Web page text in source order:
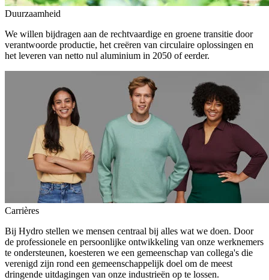
Duurzaamheid
We willen bijdragen aan de rechtvaardige en groene transitie door
verantwoorde productie, het creëren van circulaire oplossingen en
het leveren van netto nul aluminium in 2050 of eerder.
Carrières
Bij Hydro stellen we mensen centraal bij alles wat we doen. Door
de professionele en persoonlijke ontwikkeling van onze werknemers
te ondersteunen, koesteren we een gemeenschap van collega's die
verenigd zijn rond een gemeenschappelijk doel om de meest
dringende uitdagingen van onze industrieën op te lossen.